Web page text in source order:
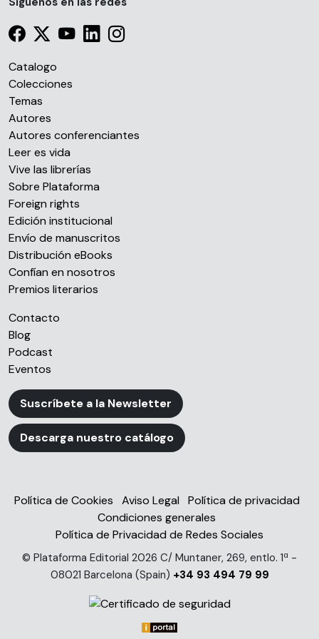
Catalogo
Colecciones
Temas
Autores
Autores conferenciantes
Leer es vida
Vive las librerías
Sobre Plataforma
Foreign rights
Edición institucional
Envío de manuscritos
Distribución eBooks
Confían en nosotros
Premios literarios
Contacto
Blog
Podcast
Eventos
Suscríbete a la Newsletter
Descarga nuestro catálogo
Política de Cookies Aviso Legal
Política de privacidad
Condiciones generales
Política de Privacidad de Redes Sociales
© Plataforma Editorial 2026 C/ Muntaner, 269, entlo. 1ª -
08021 Barcelona (Spain) +34 93 494 79 99